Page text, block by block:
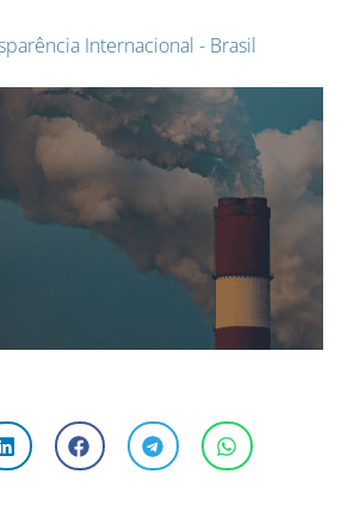
Internacional - Brasil